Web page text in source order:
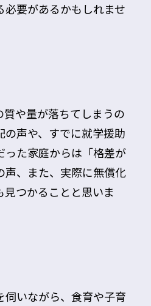
要があるかもしれませ
や量が落ちてしまうの
声や、すでに就学援助
った家庭からは「格差が
声、また、実際に無償化
見つかることと思いま
伺いながら、食育や子育